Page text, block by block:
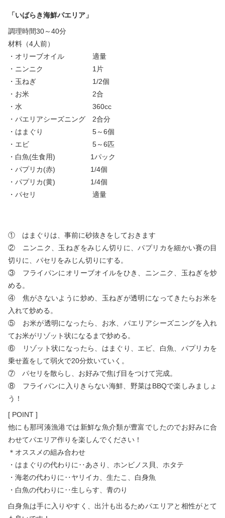
「いばらき海鮮パエリア」
調理時間30～40分
材料（4人前）
・オリーブオイル 適量
・ニンニク 1片
・玉ねぎ 1/2個
・お米 2合
・水 360cc
・パエリアシーズニング 2合分
・はまぐり 5～6個
・エビ 5～6匹
・白魚(生食用) 1パック
・パプリカ(赤) 1/4個
・パプリカ(黄) 1/4個
・パセリ 適量
① はまぐりは、事前に砂抜きをしておきます
② ニンニク、玉ねぎをみじん切りに、パプリカを細かい賽の目
切りに、パセリをみじん切りにする。
③ フライパンにオリーブオイルをひき、ニンニク、玉ねぎを炒
める。
④ 焦がさないように炒め、玉ねぎが透明になってきたらお米を
入れて炒める。
⑤ お米が透明になったら、お水、パエリアシーズニングを入れ
てお米がリゾット状になるまで炒める。
⑥ リゾット状になったら、はまぐり、エビ、白魚、パプリカを
乗せ蓋をして弱火で20分炊いていく。
⑦ パセリを散らし、お好みで焦げ目をつけて完成。
⑧ フライパンに入りきらない海鮮、野菜はBBQで楽しみましょ
う！
[ POINT ]
他にも那珂湊漁港では新鮮な魚介類が豊富でしたのでお好みに合
わせてパエリア作りを楽しんでください！
＊オススメの組み合わせ
・はまぐりの代わりに‥あさり、ホンビノス貝、ホタテ
・海老の代わりに‥ヤリイカ、生たこ、白身魚
・白魚の代わりに‥生しらす、青のり
白身魚は手に入りやすく、出汁も出るためパエリアと相性がとて